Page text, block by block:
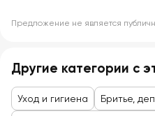
Предложение не является
Другие категории с
Уход и гигиена Бритье,